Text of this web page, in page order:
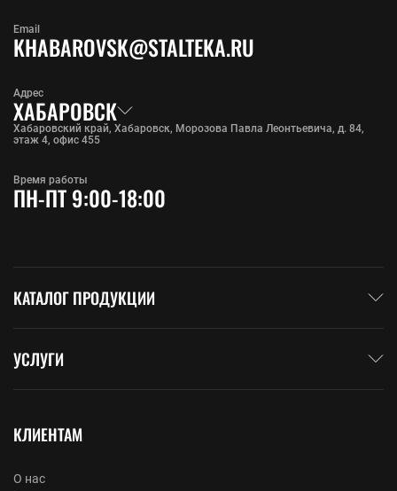
Адрес
ХАБАРОВСК
Хабаровский край, Хабаровск, Морозова Павла Леонтьевича, д. 84,
этаж 4, офис 455
Email
KHABAROVSK@STALTEKA.RU
Время работы
ПН-ПТ 9:00-18:00
КАТАЛОГ ПРОДУКЦИИ
УСЛУГИ
КЛИЕНТАМ
О нас